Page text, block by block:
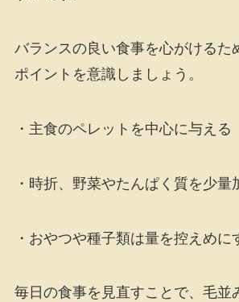
バランスの良い食事を心がけるた
ポイントを意識しましょう。
・主食のペレットを中心に与える
・時折、野菜やたんぱく質を少量
・おやつや種子類は量を控えめに
毎日の食事を見直すことで、毛並